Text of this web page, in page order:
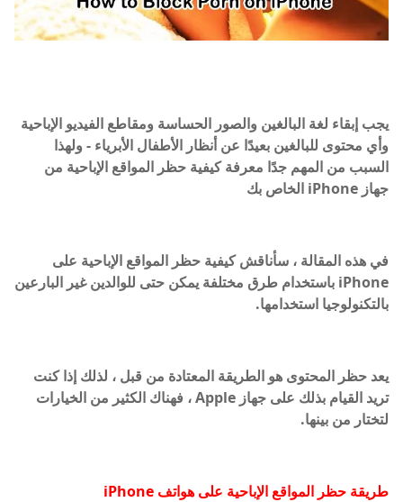
يجب إبقاء لغة البالغين والصور الحساسة ومقاطع الفيديو الإباحية
وأي محتوى للبالغين بعيدًا عن أنظار الأطفال الأبرياء - ولهذا
السبب من المهم جدًا معرفة كيفية حظر المواقع الإباحية من
جهاز iPhone الخاص بك
في هذه المقالة ، سأناقش كيفية حظر المواقع الإباحية على
iPhone باستخدام طرق مختلفة يمكن حتى للوالدين غير البارعين
بالتكنولوجيا استخدامها.
يعد حظر المحتوى هو الطريقة المعتادة من قبل ، لذلك إذا كنت
تريد القيام بذلك على جهاز Apple ، فهناك الكثير من الخيارات
لتختار من بينها.
طريقة حظر المواقع الإباحية على هواتف iPhone